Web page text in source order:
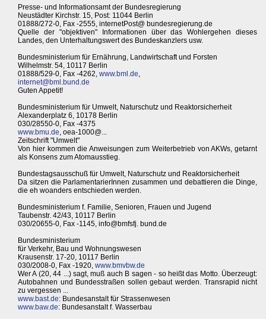
Presse- und Informationsamt der Bundesregierung
Neustädter Kirchstr. 15, Post: 11044 Berlin
01888/272-0, Fax -2555, internetPost@ bundesregierung.de
Quelle der "objektiven" Informationen über das Wohlergehen dieses
Landes, den Unterhaltungswert des Bundeskanzlers usw.
Bundesministerium für Ernährung, Landwirtschaft und Forsten
Wilhelmstr. 54, 10117 Berlin
01888/529-0, Fax -4262, www.bml.de,
internet@bml.bund.de
Guten Appetit!
Bundesministerium für Umwelt, Naturschutz und Reaktorsicherheit
Alexanderplatz 6, 10178 Berlin
030/28550-0, Fax -4375
www.bmu.de, oea-1000@...
Zeitschrift "Umwelt"
Von hier kommen die Anweisungen zum Weiterbetrieb von AKWs, getarnt
als Konsens zum Atomausstieg.
Bundestagsausschuß für Umwelt, Naturschutz und Reaktorsicherheit
Da sitzen die ParlamentarierInnen zusammen und debattieren die Dinge,
die eh woanders entschieden werden.
Bundesministerium f. Familie, Senioren, Frauen und Jugend
Taubenstr. 42/43, 10117 Berlin
030/20655-0, Fax -1145, info@bmfsfj. bund.de
Bundesministerium
für Verkehr, Bau und Wohnungswesen
Krausenstr. 17-20, 10117 Berlin
030/2008-0, Fax -1920, www.bmvbw.de
Wer A (20, 44 ...) sagt, muß auch B sagen - so heißt das Motto. Überzeugt:
Autobahnen und Bundesstraßen sollen gebaut werden. Transrapid nicht
zu vergessen ...
www.bast.de: Bundesanstalt für Strassenwesen
www.baw.de: Bundesanstalt f. Wasserbau